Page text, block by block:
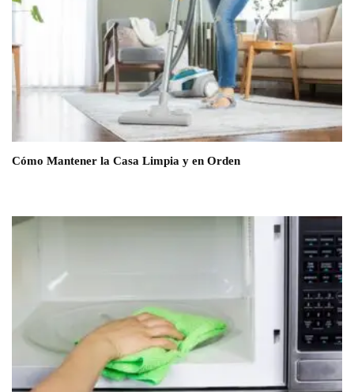
Cómo Mantener la Casa Limpia y en Orden